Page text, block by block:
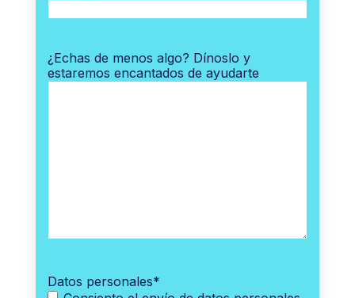
¿Echas de menos algo? Dínoslo y
estaremos encantados de ayudarte
Datos personales*